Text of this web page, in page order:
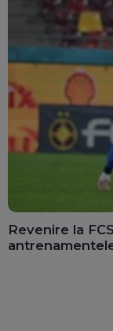
Revenire la